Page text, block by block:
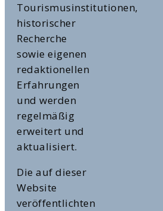
Tourismusinstitutionen,
historischer
Recherche
sowie eigenen
redaktionellen
Erfahrungen
und werden
regelmäßig
erweitert und
aktualisiert.
Die auf dieser
Website
veröffentlichten